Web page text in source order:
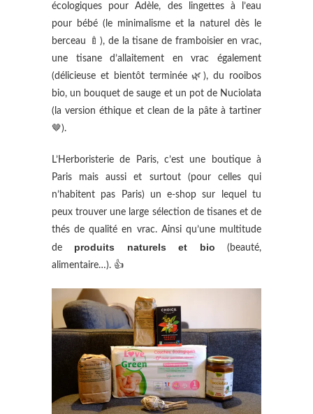
écologiques pour Adèle, des lingettes à l’eau
pour bébé (le minimalisme et la naturel dès le
berceau 🍼), de la tisane de framboisier en vrac,
une tisane d’allaitement en vrac également
(délicieuse et bientôt terminée 🌿), du rooibos
bio, un bouquet de sauge et un pot de Nuciolata
(la version éthique et clean de la pâte à tartiner
🤎).
L’Herboristerie de Paris, c’est une boutique à
Paris mais aussi et surtout (pour celles qui
n’habitent pas Paris) un e-shop sur lequel tu
peux trouver une large sélection de tisanes et de
thés de qualité en vrac. Ainsi qu’une multitude
de produits naturels et bio (beauté,
alimentaire…). 👍